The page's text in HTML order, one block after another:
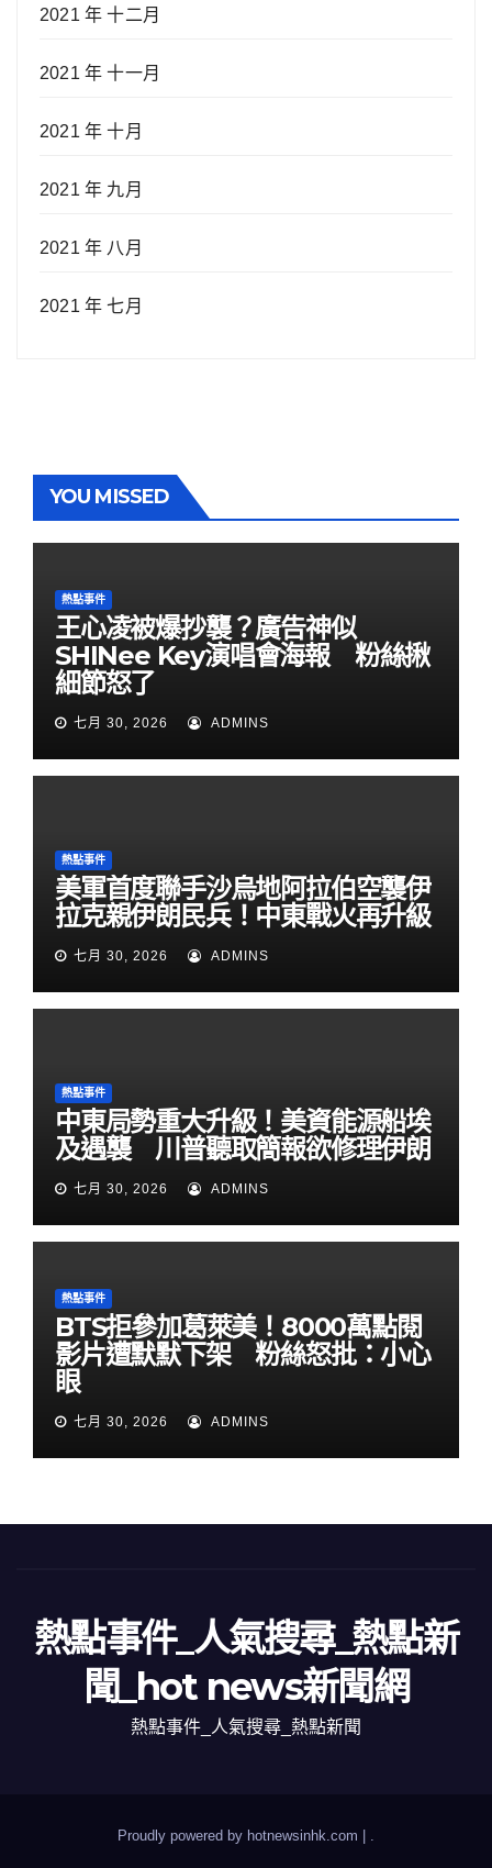
2021 年 十二月
2021 年 十一月
2021 年 十月
2021 年 九月
2021 年 八月
2021 年 七月
YOU MISSED
熱點事件
王心凌被爆抄襲？廣告神似
SHINee Key演唱會海報 粉絲揪
細節怒了
七月 30, 2026 ADMINS
熱點事件
美軍首度聯手沙烏地阿拉伯空襲伊
拉克親伊朗民兵！中東戰火再升級
七月 30, 2026 ADMINS
熱點事件
中東局勢重大升級！美資能源船埃
及遇襲 川普聽取簡報欲修理伊朗
七月 30, 2026 ADMINS
熱點事件
BTS拒參加葛萊美！8000萬點閱
影片遭默默下架 粉絲怒批：小心
眼
七月 30, 2026 ADMINS
熱點事件_人氣搜尋_熱點新
聞_hot news新聞網
熱點事件_人氣搜尋_熱點新聞
Proudly powered by hotnewsinhk.com